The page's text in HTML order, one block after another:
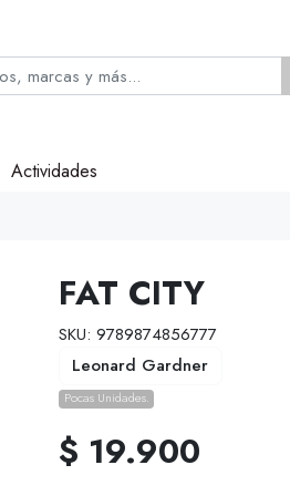
Actividades
FAT CITY
SKU: 9789874856777
Leonard Gardner
Pocas Unidades.
$ 19.900